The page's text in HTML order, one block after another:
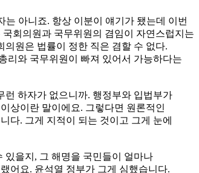
아니죠. 항상 이분이 얘기가 됐는데 이번
회의원과 국무위원의 겸임이 자연스럽지는
원은 법률이 정한 직은 겸할 수 없다.
리와 국무위원이 빠져 있어서 가능하다는
런 하자가 없으니까. 행정부와 입법부가
상이란 말이에요. 그렇다면 원론적인
다. 그게 지적이 되는 것이고 그게 눈에
있을지, 그 해명을 국민들이 얼마나
어요. 윤석열 정부가 그게 심했습니다.